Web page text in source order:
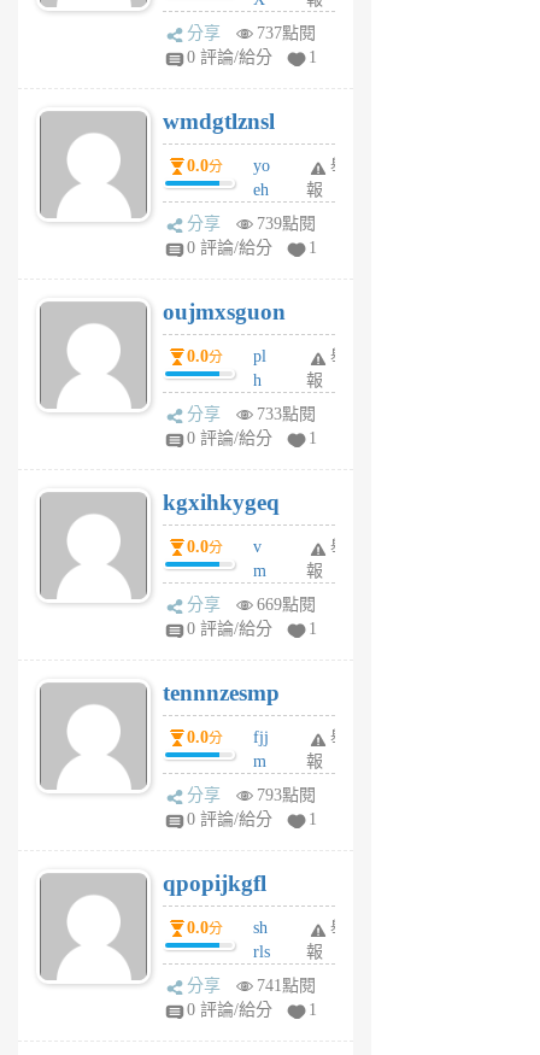
Pe
Jc
R
P
m
v
A
V
個
月
前
分享
737點閱
0 評論/給分
1
wmdgtlznsl
0.0分
yo
eh
ld
gy
個
月
前
舉
報
分享
739點閱
0 評論/給分
1
oujmxsguon
0.0分
pl
h
wi
w
6
個
月
前
舉
報
分享
733點閱
0 評論/給分
1
kgxihkygeq
0.0分
v
m
sg
sr
6
個
月
前
舉
報
分享
669點閱
0 評論/給分
1
tennnzesmp
0.0分
fjj
m
w
rs
6
個
月
前
舉
報
分享
793點閱
0 評論/給分
1
qpopijkgfl
0.0分
sh
rls
k
m
舉
報
分享
741點閱
0 評論/給分
1